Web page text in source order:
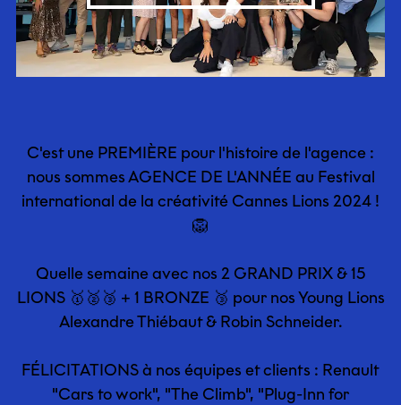
C'est une PREMIÈRE pour l'histoire de l'agence :
nous sommes AGENCE DE L'ANNÉE au Festival
international de la créativité Cannes Lions 2024 !
🦁
Quelle semaine avec nos 2 GRAND PRIX & 15
LIONS 🥇🥈🥉 + 1 BRONZE 🥉 pour nos Young Lions
Alexandre Thiébaut & Robin Schneider.
FÉLICITATIONS à nos équipes et clients : Renault
"Cars to work", "The Climb", "Plug-Inn for